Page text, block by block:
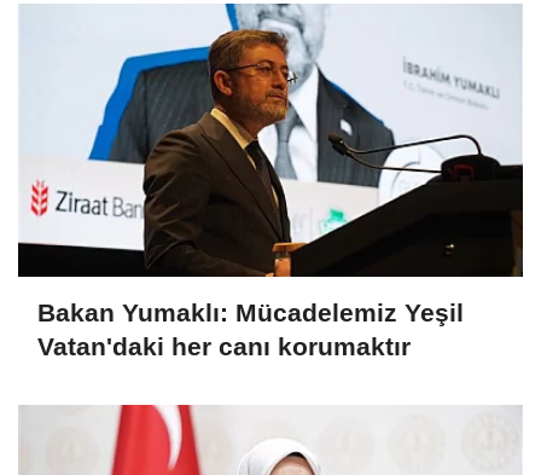
Bakan Yumaklı: Mücadelemiz Yeşil
Vatan'daki her canı korumaktır